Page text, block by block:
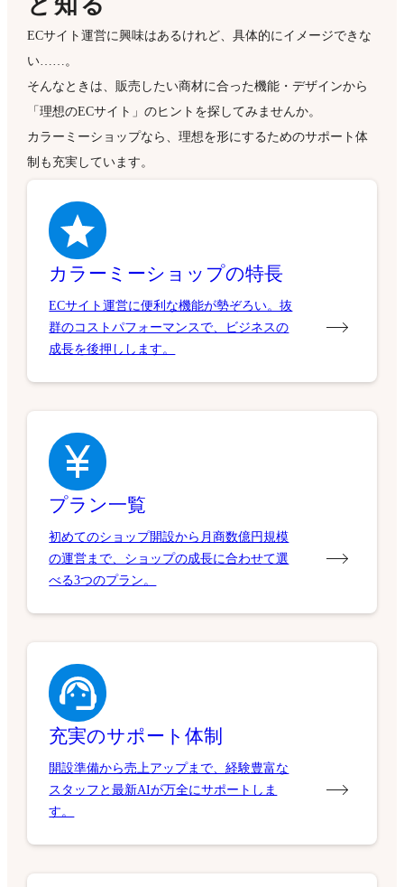
ECサイト運営に興味はあるけれど、具体的にイメージできな
い……。
そんなときは、販売したい商材に合った機能・デザインから
「理想のECサイト」のヒントを探してみませんか。
カラーミーショップなら、理想を形にするためのサポート体
制も充実しています。
カラーミーショップの特長
ECサイト運営に便利な機能が勢ぞろい。抜
群のコストパフォーマンスで、ビジネスの
成長を後押しします。
プラン一覧
初めてのショップ開設から月商数億円規模
の運営まで、ショップの成長に合わせて選
べる3つのプラン。
充実のサポート体制
開設準備から売上アップまで、経験豊富な
スタッフと最新AIが万全にサポートしま
す。